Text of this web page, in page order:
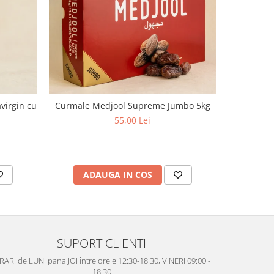
cu
Curmale Medjool Supreme Jumbo 5kg
55,00 Lei
ADAUGA IN COS
SUPORT CLIENTI
de LUNI pana JOI intre orele 12:30-18:30, VINERI 09:00 -
18:30